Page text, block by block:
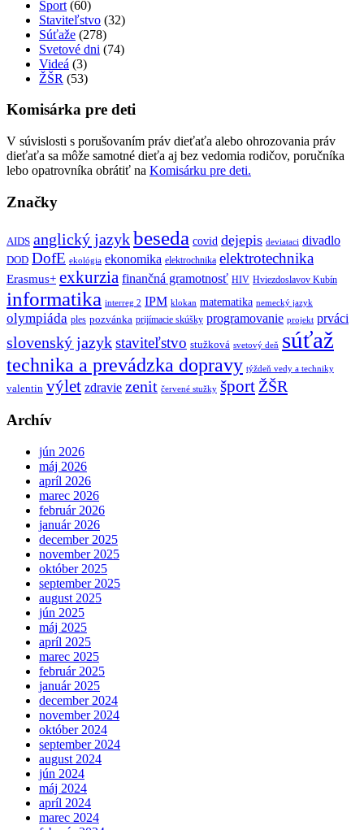
Šport (60)
Staviteľstvo (32)
Súťaže (278)
Svetové dni (74)
Videá (3)
ŽŠR (53)
Komisárka pre deti
V súvislosti s porušovaním práv dieťaťa alebo ohrozovania práv
dieťaťa sa môže samotné dieťa aj bez vedomia rodičov, poručníka
lebo opatrovníka obrátiť na Komisárku pre deti.
Značky
AIDS anglický jazykbeseda covid dejepis deviataci divadlo
DOD DofE ekológia ekonomika elektrochnika elektrotechnika
Erasmus+ exkurzia finančná gramotnosť HIV Hviezdoslavov Kubín
informatika interreg 2 IPM klokan matematika nemecký jazyk
olympiáda ples pozvánka prijímacie skúšky programovanie projekt prváci
slovenský jazykstaviteľstvo stužková svetový deň súťaž
technika a prevádzka dopravy týždeň vedy a techniky
valentin výlet zdravie zenit červené stužky šport ŽŠR
Archív
jún 2026
máj 2026
apríl 2026
marec 2026
február 2026
január 2026
december 2025
november 2025
október 2025
september 2025
august 2025
jún 2025
máj 2025
apríl 2025
marec 2025
február 2025
január 2025
december 2024
november 2024
október 2024
september 2024
august 2024
jún 2024
máj 2024
apríl 2024
marec 2024